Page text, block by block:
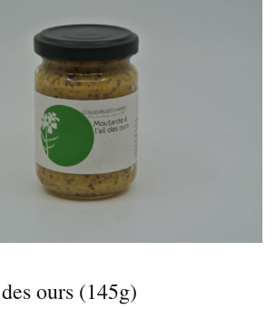
ours (145g)